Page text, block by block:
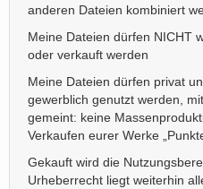
anderen Dateien kombiniert
Meine Dateien dürfen NICHT
oder verkauft werden
Meine Dateien dürfen privat
gewerblich genutzt werden,
gemeint: keine
Verkaufen eurer Werke
Gekauft wird die
Urheberrecht liegt weiterhin